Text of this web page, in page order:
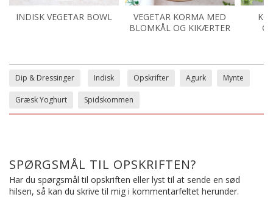
INDISK VEGETAR BOWL
VEGETAR KORMA MED
BLOMKÅL OG KIKÆRTER
Dip & Dressinger Indisk Opskrifter Agurk Mynte
Græsk Yoghurt Spidskommen
SPØRGSMÅL TIL OPSKRIFTEN?
Har du spørgsmål til opskriften eller lyst til at sende en sød
hilsen, så kan du skrive til mig i kommentarfeltet herunder.